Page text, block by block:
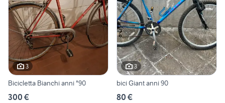
3
Bicicletta Bianchi anni "90
300 €
3
bici Giant anni 90
80 €